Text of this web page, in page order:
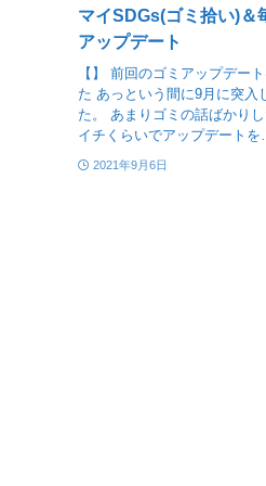
マイSDGs(ゴミ拾い)＆
アップデート
【】 前回のゴミアップデー
た あっという間に9月に突入
た。 あまりゴミの話ばかり
イチくらいでアップデートを
2021年9月6日